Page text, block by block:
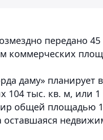
передано
коммерческих
даму» планирует
104 тыс. кв. м, или
общей площадью